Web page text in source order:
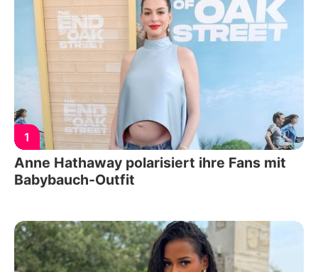
1
Anne Hathaway polarisiert ihre Fans mit
Babybauch-Outfit